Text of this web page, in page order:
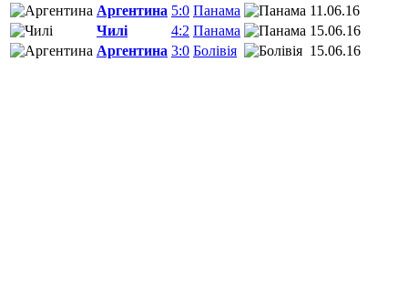
Аргентина 5:0 Панама
11.06.16
Чилі
4:2 Панама
15.06.16
Аргентина 3:0 Болівія 15.06.16